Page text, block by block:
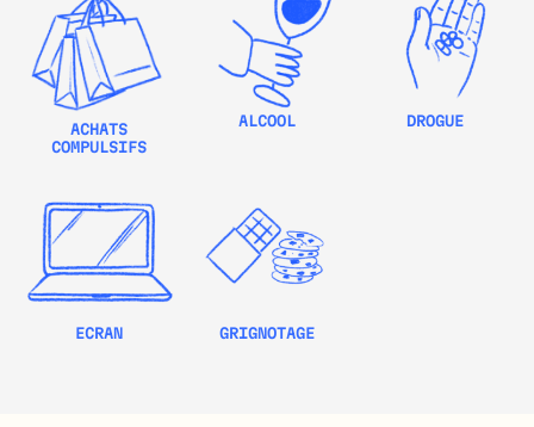
ACHATS
COMPULSIFS
ALCOOL DROGUE
ECRAN GRIGNOTAGE